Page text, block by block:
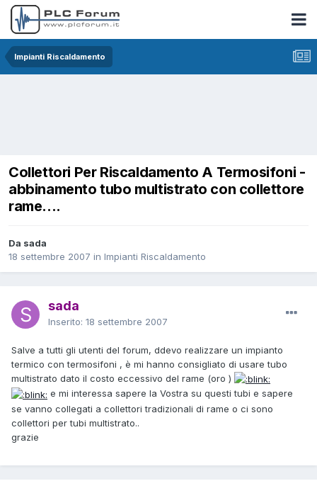
Impianti Riscaldamento
Collettori Per Riscaldamento A Termosifoni -
abbinamento tubo multistrato con collettore
rame....
Da sada
18 settembre 2007 in Impianti Riscaldamento
sada
Inserito: 18 settembre 2007
Salve a tutti gli utenti del forum, ddevo realizzare un impianto
termico con termosifoni , è mi hanno consigliato di usare tubo
multistrato dato il costo eccessivo del rame (oro )
e mi interessa sapere la Vostra su questi tubi e sapere
se vanno collegati a collettori tradizionali di rame o ci sono
collettori per tubi multistrato..
grazie